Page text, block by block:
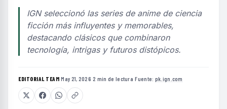
IGN seleccionó las series de anime de ciencia
ficción más influyentes y memorables,
destacando clásicos que combinaron
tecnología, intrigas y futuros distópicos.
EDITORIAL TEAM·May 21, 2026·2 min de lectura·Fuente: pk.ign.com